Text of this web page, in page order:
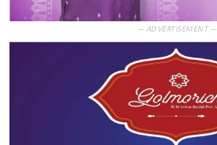
— ADVERTISEMENT —